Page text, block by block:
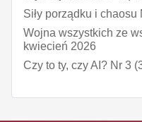
Siły porządku i
Wojna wszystkich ze
kwiecień 2026
Czy to ty, czy AI? Nr 3